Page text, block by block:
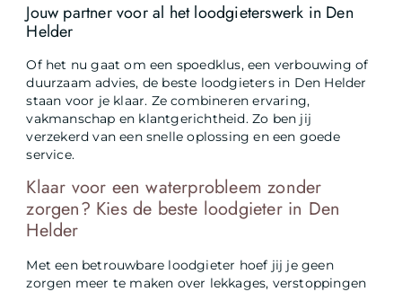
Jouw partner voor al het loodgieterswerk in Den
Helder
Of het nu gaat om een spoedklus, een verbouwing of
duurzaam advies, de beste loodgieters in Den Helder
staan voor je klaar. Ze combineren ervaring,
vakmanschap en klantgerichtheid. Zo ben jij
verzekerd van een snelle oplossing en een goede
service.
Klaar voor een waterprobleem zonder
zorgen? Kies de beste loodgieter in Den
Helder
Met een betrouwbare loodgieter hoef jij je geen
zorgen meer te maken over lekkages, verstoppingen